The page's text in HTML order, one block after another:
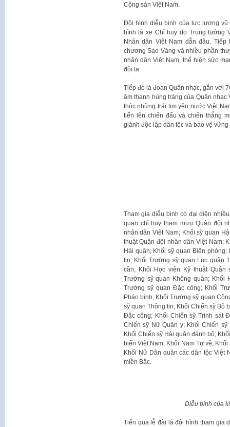
Cộng sản Việt Nam.
Đội hình diễu binh của lực lượng
hình là xe Chỉ huy do Trung tướng
Nhân dân Việt Nam dẫn đầu.
chương Sao Vàng và nhiều phần
nhân dân Việt Nam, thể hiện sức
đội ta.
Tiếp đó là đoàn Quân nhạc, gắn với
âm thanh hùng tráng của Quân
thúc những trái tim yêu nước Việt
tiến lên chiến đấu và chiến thắng
giành độc lập dân tộc và bảo vệ
​Tham gia diễu binh có đại diện
quan chỉ huy tham mưu Quân đội
nhân dân Việt Nam; Khối sỹ quan
thuật Quân đội nhân dân Việt Nam;
Hải quân; Khối sỹ quan Biên
tin; Khối Trường sỹ quan Lục quân
cần; Khối Học viện Kỹ thuật Quân
Trường sỹ quan Không quân; Khối
Trường sỹ quan Đặc công; Khối
Pháo binh; Khối Trường sỹ quan
sỹ quan Thông tin; Khối Chiến sỹ Bộ
Đặc công; Khối Chiến sỹ Trinh sát
Chiến sỹ Nữ Quân y; Khối Chiến
Khối Chiến sỹ Hải quân đánh bộ;
biển Việt Nam; Khối Nam Tự vệ;
Khối Nữ Dân quân các dân tộc Việt
miền Bắc.
Diễu binh của
Tiến qua lễ đài là đội hình tham gia